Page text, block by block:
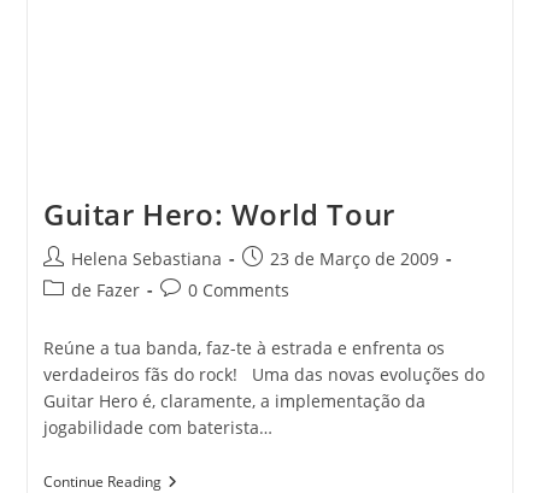
Guitar Hero: World Tour
Post
author:
Helena Sebastiana
Post
published:
23 de Março de 2009
Postde Fazer
Post0 Comments
Reúne a tua banda, faz-te à estrada e enfrenta os
verdadeiros fãs do rock! Uma das novas evoluções do
Guitar Hero é, claramente, a implementação da
jogabilidade com baterista…
Continue ReadingGuitar